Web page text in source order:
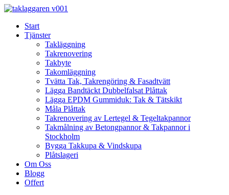
Skip
contentStart
Tjänster
Takläggning
Takrenovering
Takbyte
Takomläggning
Tvätta Tak, Takrengöring & Fasadtvätt
Lägga Bandtäckt Dubbelfalsat Plåttak
Lägga EPDM Gummiduk: Tak & Tätskikt
Måla Plåttak
Takrenovering av Lertegel & Tegeltakpannor
Takmålning av Betongpannor & Takpannor i
Stockholm
Bygga Takkupa & Vindskupa
Plåtslageri
Om Oss
Blogg
Offert